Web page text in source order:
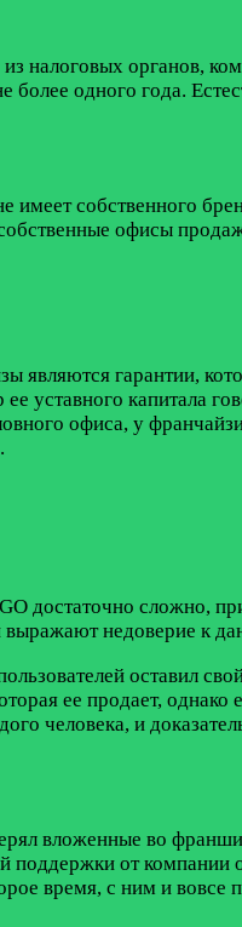
налоговых органов,
одного года.
собственного
офисы
гарантии,
уставного капитала
офиса, у
достаточно сложно,
недоверие к
оставил
ее продает,
человека, и
вложенные во
поддержки от компании
время, с ним и вовсе